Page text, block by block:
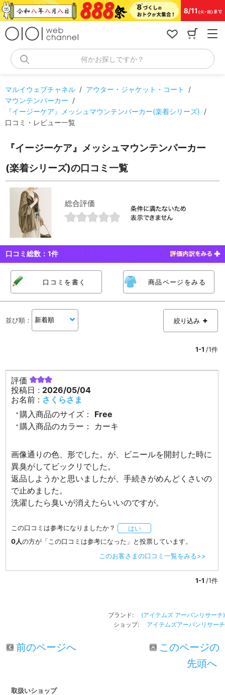
コ
ン
何かお探しですか？
マルイウェブチャネル / アウター・ジャケット・コート
/
マウンテンパーカー /
『イージーケア』メッシュマウンテンパーカー(楽着シリーズ) /
口コミ・レビュー一覧
『イージーケア』メッシュマウンテンパーカー
(楽着シリーズ)の口コミ一覧
総合評価
口コミ総数：1件
口コミを書く 商品ページをみる
並び順 ： 絞り込み
1-1 /1件
評価
投稿日 : 2026/05/04
お名前 : さくらさま
購入商品のサイズ：
Free
購入商品のカラー：
カーキ
画像通りの色、形でした。が、ビニールを開封した時に
異臭がしてビックリでした。
返品しようかと思いましたが、手続きがめんどくさいの
で止めました。
洗濯したら臭いが消えたらいいのですが。
この口コミは参考になりましたか？
はい
0人の方が「この口コミは参考になった」と投票しています。
このお客さまの口コミ一覧をみる>>
1-1 /1件
ブランド: (アイテムズ アーバンリサーチ)
ショップ: アイテムズアーバンリサーチ
前のページへ
このページの
先頭へ
取扱いショップ